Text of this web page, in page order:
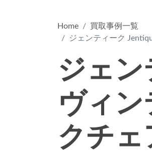
Home
買取事例一覧
ジェンティーク
ジェ
ヴィ
クチ